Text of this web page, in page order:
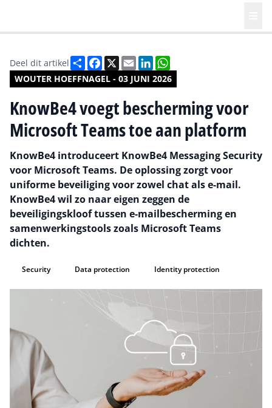
WOUTER HOEFFNAGEL - 03 JUNI 2026
Deel dit artikel DeelFacebook
X EmailLinkedIn
KnowBe4 voegt bescherming voor
Microsoft Teams toe aan platform
KnowBe4 introduceert KnowBe4 Messaging Security
voor Microsoft Teams. De oplossing zorgt voor
uniforme beveiliging voor zowel chat als e-mail.
KnowBe4 wil zo naar eigen zeggen de
beveiligingskloof tussen e-mailbescherming en
samenwerkingstools zoals Microsoft Teams
dichten.
Security Data protection Identity protection